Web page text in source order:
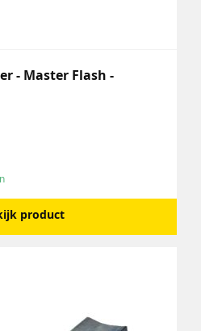
- Master Flash -
product